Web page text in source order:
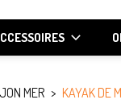
MER KAYAK DE